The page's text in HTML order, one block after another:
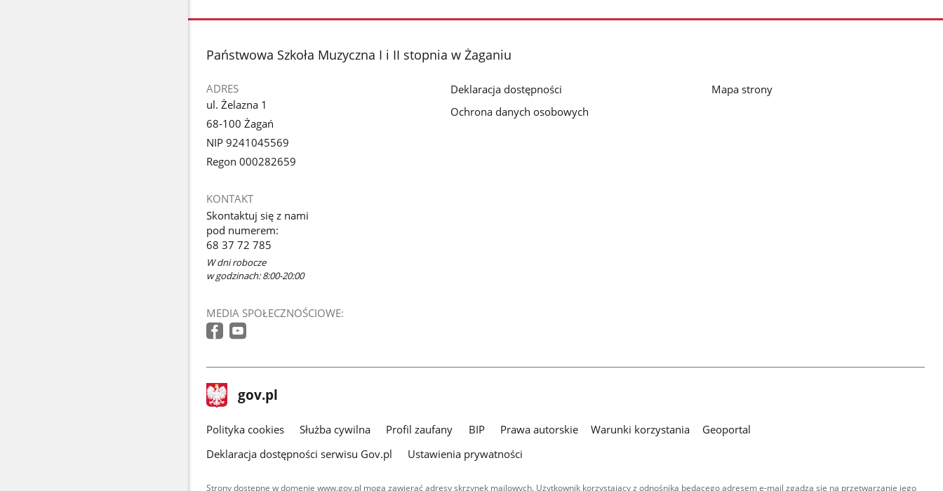
stopka
Państwowa Szkoła Muzyczna I i II stopnia w Żaganiu
ADRES
ul. Żelazna 1
68-100 Żagań
NIP 9241045569
Regon 000282659
KONTAKT
Skontaktuj się z nami
pod numerem:
68 37 72 785
W dni robocze
w godzinach: 8:00-20:00
MEDIA SPOŁECZNOŚCIOWE:
Deklaracja dostępności
Ochrona danych osobowych
Mapa strony
stopka
gov.pl Strona
gov.pl
gov.pl
Polityka cookies Służba cywilna Profil zaufany BIP Prawa autorskie Warunki korzystania
Geoportal
Deklaracja dostępności serwisu Gov.pl
Ustawienia prywatności
Strony dostępne w domenie www.gov.pl mogą zawierać adresy skrzynek mailowych. Użytkownik korzystający z odnośnika będącego adresem e-mail zgadza się na przetwarzanie jego